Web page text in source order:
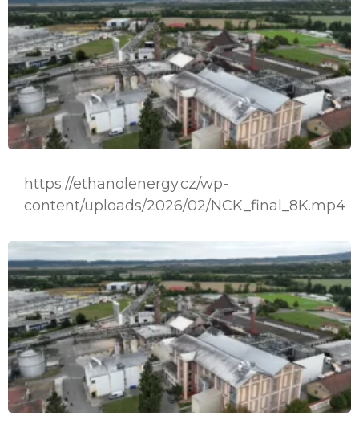
https://ethanolenergy.cz/wp-
content/uploads/2026/02/NCK_final_8K.mp4